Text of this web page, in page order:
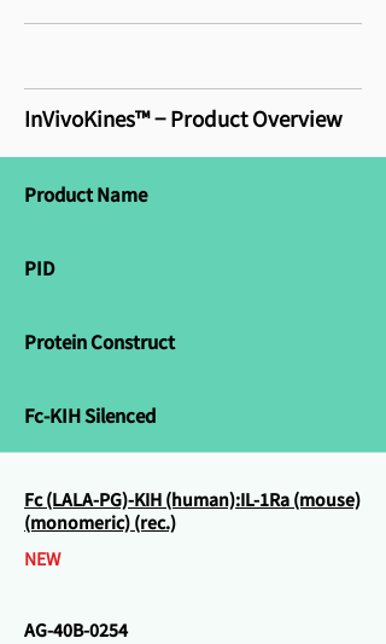
InVivoKines™ − Product Overview
Product Name
PID
Protein Construct
Fc-KIH Silenced
Fc (LALA-PG)-KIH (human):IL-1Ra (mouse)
(monomeric) (rec.)
NEW
AG-40B-0254